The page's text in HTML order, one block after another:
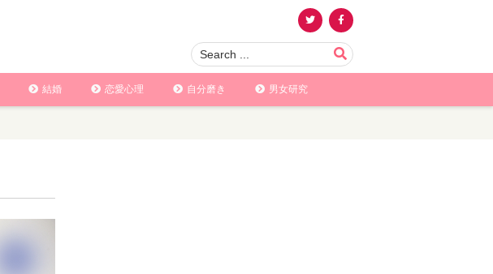
結婚 恋愛心理 自分磨き 男女研究